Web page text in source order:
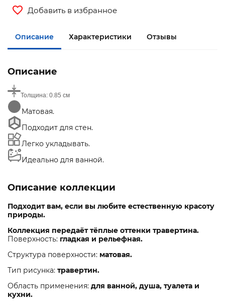
Добавить в избранное
Описание Характеристики Отзывы
Описание
Толщина: 0.85 см
Матовая.
Подходит для стен.
Легко укладывать.
Идеально для ванной.
Описание коллекции
Подходит вам, если вы любите естественную красоту
природы.
Коллекция передаёт тёплые оттенки травертина.
Поверхность: гладкая и рельефная.
Структура поверхности: матовая.
Тип рисунка: травертин.
Область применения: для ванной, душа, туалета и
кухни.